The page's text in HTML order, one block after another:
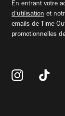
En entrant votre
d'utilisation et
emails de Time
promotionnelles